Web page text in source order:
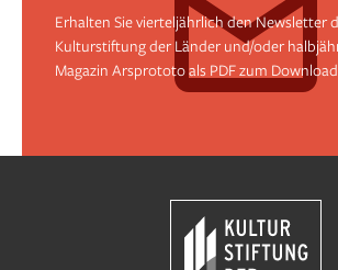
Erhalten Sie vierteljährlich den Newsletter
Kulturstiftung der Länder und/oder
Magazin Arsprototo als PDF zum